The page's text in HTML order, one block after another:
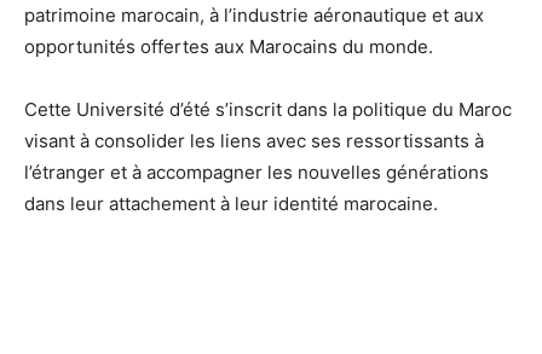
patrimoine marocain, à l’industrie aéronautique et aux
opportunités offertes aux Marocains du monde.
Cette Université d’été s’inscrit dans la politique du Maroc
visant à consolider les liens avec ses ressortissants à
l’étranger et à accompagner les nouvelles générations
dans leur attachement à leur identité marocaine.